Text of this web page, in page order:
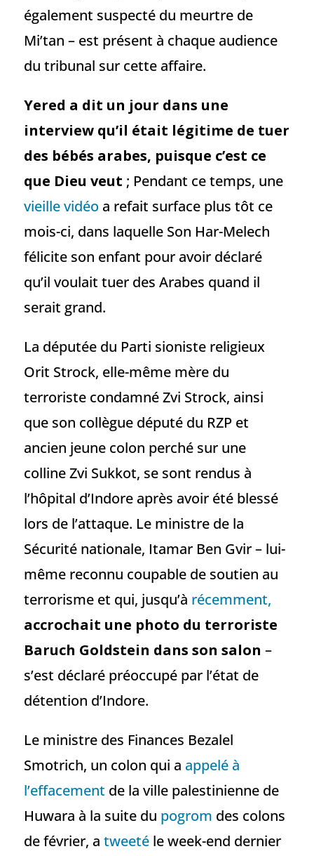
également suspecté du meurtre de
Mi’tan – est présent à chaque audience
du tribunal sur cette affaire.
Yered a dit un jour dans une
interview qu’il était légitime de tuer
des bébés arabes, puisque c’est ce
que Dieu veut ; Pendant ce temps, une
vieille vidéo a refait surface plus tôt ce
mois-ci, dans laquelle Son Har-Melech
félicite son enfant pour avoir déclaré
qu’il voulait tuer des Arabes quand il
serait grand.
La députée du Parti sioniste religieux
Orit Strock, elle-même mère du
terroriste condamné Zvi Strock, ainsi
que son collègue député du RZP et
ancien jeune colon perché sur une
colline Zvi Sukkot, se sont rendus à
l’hôpital d’Indore après avoir été blessé
lors de l’attaque. Le ministre de la
Sécurité nationale, Itamar Ben Gvir – lui-
même reconnu coupable de soutien au
terrorisme et qui, jusqu’à récemment,
accrochait une photo du terroriste
Baruch Goldstein dans son salon –
s’est déclaré préoccupé par l’état de
détention d’Indore.
Le ministre des Finances Bezalel
Smotrich, un colon qui a appelé à
l’effacement de la ville palestinienne de
Huwara à la suite du pogrom des colons
de février, a tweetéle week-end dernier